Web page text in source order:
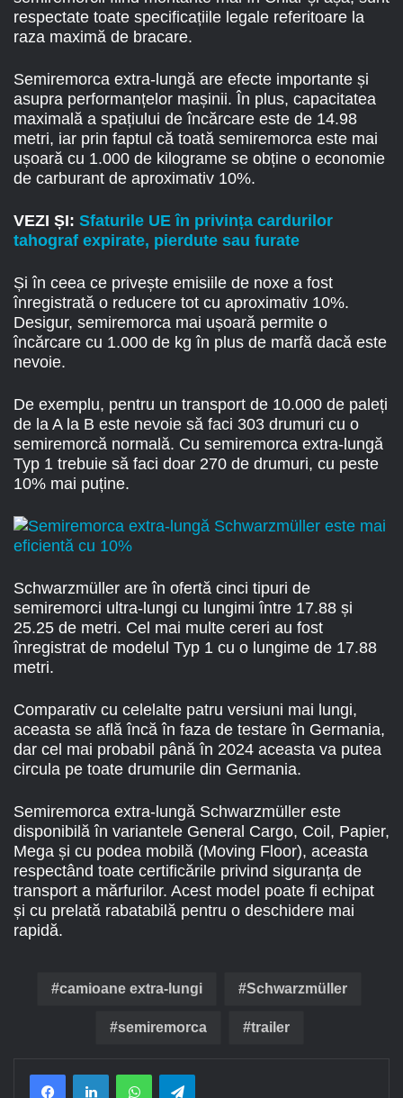
respectate toate specificațiile legale referitoare la
raza maximă de bracare.
Semiremorca extra-lungă are efecte importante și
asupra performanțelor mașinii. În plus, capacitatea
maximală a spațiului de încărcare este de 14.98
metri, iar prin faptul că toată semiremorca este mai
ușoară cu 1.000 de kilograme se obține o economie
de carburant de aproximativ 10%.
VEZI ȘI: Sfaturile UE în privința cardurilor
tahograf expirate, pierdute sau furate
Și în ceea ce privește emisiile de noxe a fost
înregistrată o reducere tot cu aproximativ 10%.
Desigur, semiremorca mai ușoară permite o
încărcare cu 1.000 de kg în plus de marfă dacă este
nevoie.
De exemplu, pentru un transport de 10.000 de paleți
de la A la B este nevoie să faci 303 drumuri cu o
semiremorcă normală. Cu semiremorca extra-lungă
Typ 1 trebuie să faci doar 270 de drumuri, cu peste
10% mai puține.
Schwarzmüller are în ofertă cinci tipuri de
semiremorci ultra-lungi cu lungimi între 17.88 și
25.25 de metri. Cel mai multe cereri au fost
înregistrat de modelul Typ 1 cu o lungime de 17.88
metri.
Comparativ cu celelalte patru versiuni mai lungi,
aceasta se află încă în faza de testare în Germania,
dar cel mai probabil până în 2024 aceasta va putea
circula pe toate drumurile din Germania.
Semiremorca extra-lungă Schwarzmüller este
disponibilă în variantele General Cargo, Coil, Papier,
Mega și cu podea mobilă (Moving Floor), aceasta
respectând toate certificările privind siguranța de
transport a mărfurilor. Acest model poate fi echipat
și cu prelată rabatabilă pentru o deschidere mai
rapidă.
camioane extra-lungi Schwarzmüller
semiremorca trailer